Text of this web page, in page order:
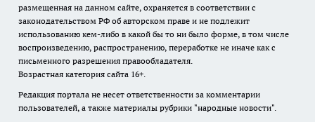
размещенная на данном сайте, охраняется в соответствии с
законодательством РФ об авторском праве и не подлежит
использованию кем-либо в какой бы то ни было форме, в том числе
воспроизведению, распространению, переработке не иначе как с
письменного разрешения правообладателя.
Возрастная категория сайта 16+.
Редакция портала не несет ответственности за комментарии
пользователей, а также материалы рубрики "народные новости".